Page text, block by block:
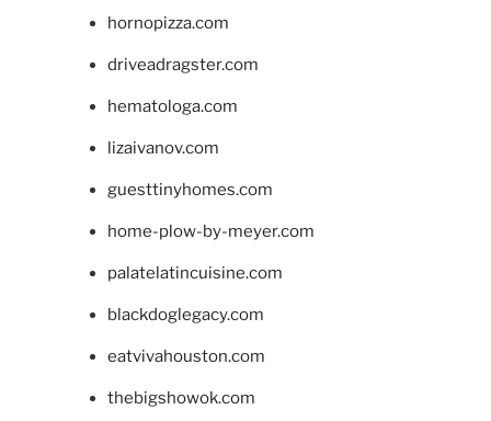
hornopizza.com
driveadragster.com
hematologa.com
lizaivanov.com
guesttinyhomes.com
home-plow-by-meyer.com
palatelatincuisine.com
blackdoglegacy.com
eatvivahouston.com
thebigshowok.com